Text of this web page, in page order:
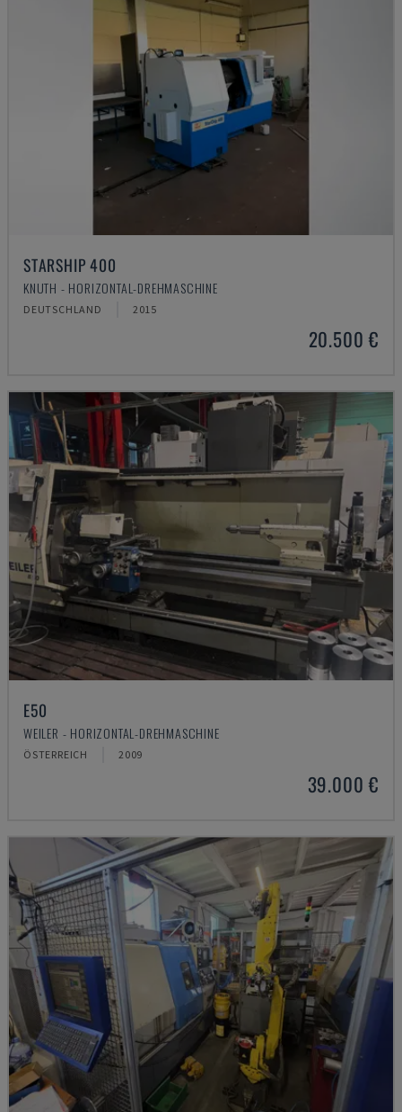
STARSHIP 400
KNUTH - HORIZONTAL-DREHMASCHINE
DEUTSCHLAND 2015
20.500 €
E50
WEILER - HORIZONTAL-DREHMASCHINE
ÖSTERREICH 2009
39.000 €